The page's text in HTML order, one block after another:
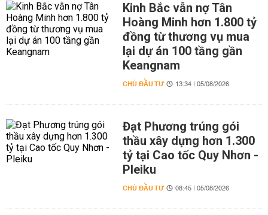
Kinh Bắc vẫn nợ Tân
Hoàng Minh hơn 1.800 tỷ
đồng từ thương vụ mua
lại dự án 100 tầng gần
Keangnam
CHỦ ĐẦU TƯ 13:34 | 05/08/2026
Đạt Phương trúng gói
thầu xây dựng hơn 1.300
tỷ tại Cao tốc Quy Nhơn -
Pleiku
CHỦ ĐẦU TƯ 08:45 | 05/08/2026